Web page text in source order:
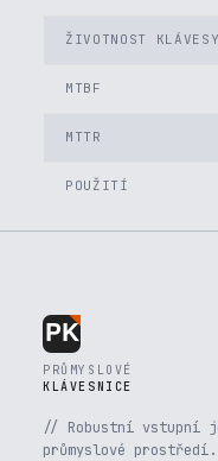
ŽIVOTNOST KLÁVESY
MTBF
MTTR
POUŽITÍ
PRŮMYSLOVÉ
KLÁVESNICE
// Robustní vstupní
průmyslové